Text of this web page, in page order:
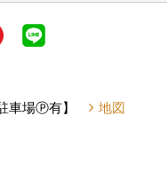
車場Ⓟ有】
地図